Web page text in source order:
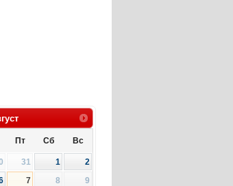
Пт Сб Вс
31 1
2
7 8
9